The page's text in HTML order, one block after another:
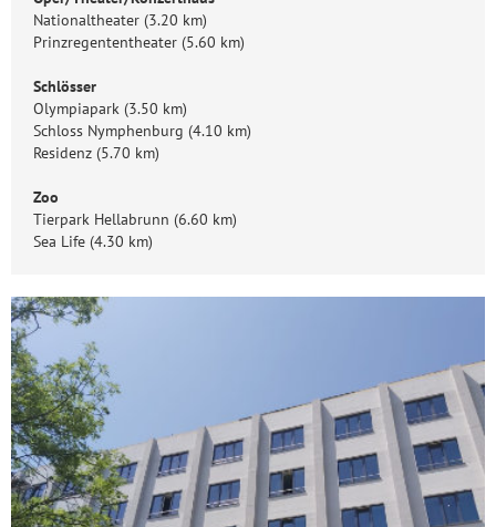
Nationaltheater (3.20 km)
Prinzregententheater (5.60 km)
Schlösser
Olympiapark (3.50 km)
Schloss Nymphenburg (4.10 km)
Residenz (5.70 km)
Zoo
Tierpark Hellabrunn (6.60 km)
Sea Life (4.30 km)